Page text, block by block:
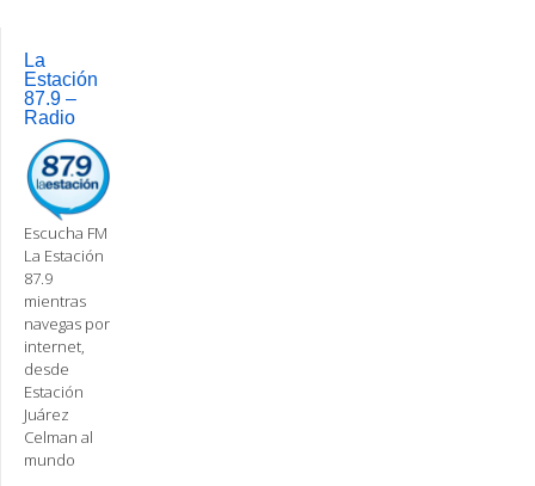
La
Estación
87.9 –
Radio
Escucha FM
La Estación
87.9
mientras
navegas por
internet,
desde
Estación
Juárez
Celman al
mundo